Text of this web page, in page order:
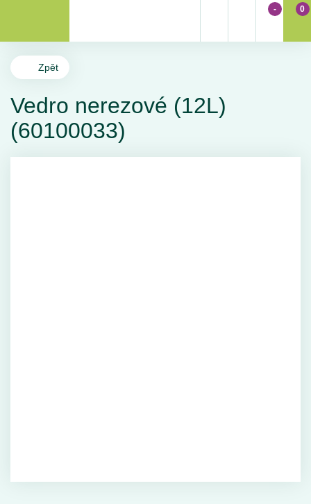
- 0
Zpět
Vedro nerezové (12L)
(60100033)